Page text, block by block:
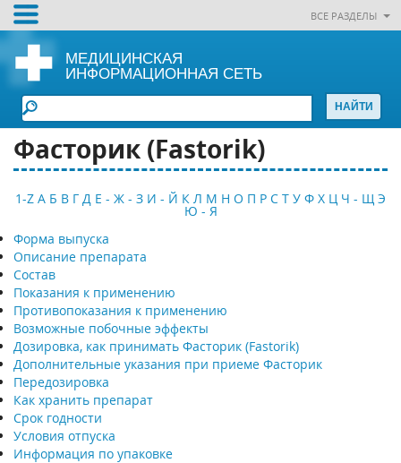
ВСЕ РАЗДЕЛЫ
МЕДИЦИНСКАЯ
ИНФОРМАЦИОННАЯ СЕТЬ
Фасторик (Fastorik)
1-Z А Б В Г Д Е - Ж - З И - Й К Л М Н О П Р С Т У Ф Х Ц Ч - Щ Э
Ю - Я
Форма выпуска
Описание препарата
Состав
Показания к применению
Противопоказания к применению
Возможные побочные эффекты
Дозировка, как принимать Фасторик (Fastorik)
Дополнительные указания при приеме Фасторик
Передозировка
Как хранить препарат
Срок годности
Условия отпуска
Информация по упаковке